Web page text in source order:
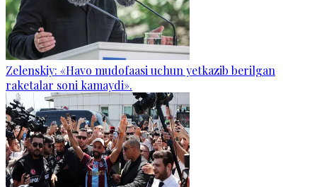
Zelenskiy: «Havo mudofaasi uchun yetkazib berilgan
raketalar soni kamaydi».